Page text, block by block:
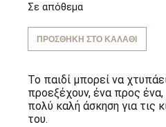
Σε απόθεμα
ΠΡΟΣΘΉΚΗ ΣΤΟ ΚΑΛΆΘΙ
Το παιδί μπορεί να
προεξέχουν, ένα προς ένα,
πολύ καλή άσκηση για τις
του.